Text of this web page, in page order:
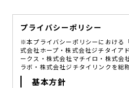
プライバシーポリシー
※本プライバシーポリシーにおける
式会社ホープ・株式会社ジチタイア
ークス・株式会社マチイロ・株式会
ラボ・株式会社ジチタイリンクを総
基本方針